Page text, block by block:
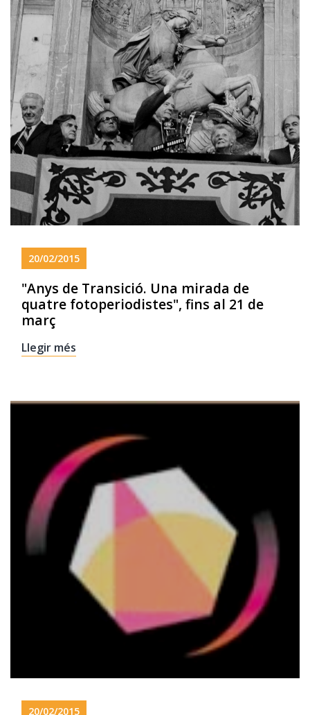
20/02/2015
"Anys de Transició. Una mirada de
quatre fotoperiodistes", fins al 21 de
març
Llegir més
20/02/2015